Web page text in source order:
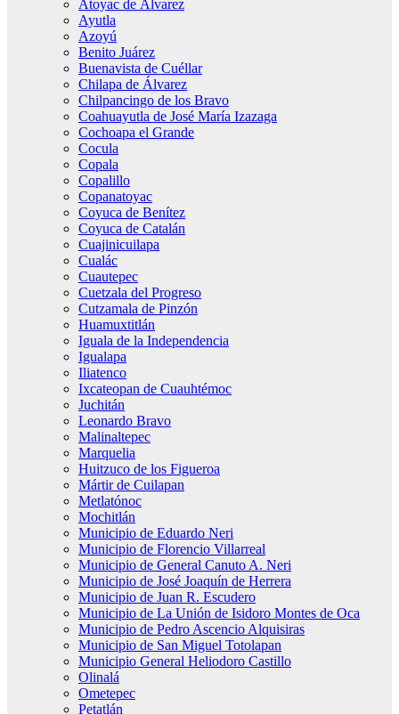
Atoyac de Álvarez
Ayutla
Azoyú
Benito Juárez
Buenavista de Cuéllar
Chilapa de Álvarez
Chilpancingo de los Bravo
Coahuayutla de José María Izazaga
Cochoapa el Grande
Cocula
Copala
Copalillo
Copanatoyac
Coyuca de Benítez
Coyuca de Catalán
Cuajinicuilapa
Cualác
Cuautepec
Cuetzala del Progreso
Cutzamala de Pinzón
Huamuxtitlán
Iguala de la Independencia
Igualapa
Iliatenco
Ixcateopan de Cuauhtémoc
Juchitán
Leonardo Bravo
Malinaltepec
Marquelia
Huitzuco de los Figueroa
Mártir de Cuilapan
Metlatónoc
Mochitlán
Municipio de Eduardo Neri
Municipio de Florencio Villarreal
Municipio de General Canuto A. Neri
Municipio de José Joaquín de Herrera
Municipio de Juan R. Escudero
Municipio de La Unión de Isidoro Montes de Oca
Municipio de Pedro Ascencio Alquisiras
Municipio de San Miguel Totolapan
Municipio General Heliodoro Castillo
Olinalá
Ometepec
Petatlán